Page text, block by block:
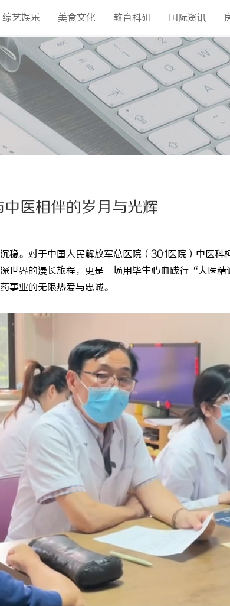
综艺娱乐 美食文化 教育科研 国际资讯
医相伴的岁月与光辉
稳。对于中国人民解放军总医院（ 301医院）中医科
世界的漫长旅程，更是一场用毕生心血践行“大医
事业的无限热爱与忠诚。
楼到公园，从台阶到坡道，一部高续航电
椅如何改变生活
探索金牌影院：打